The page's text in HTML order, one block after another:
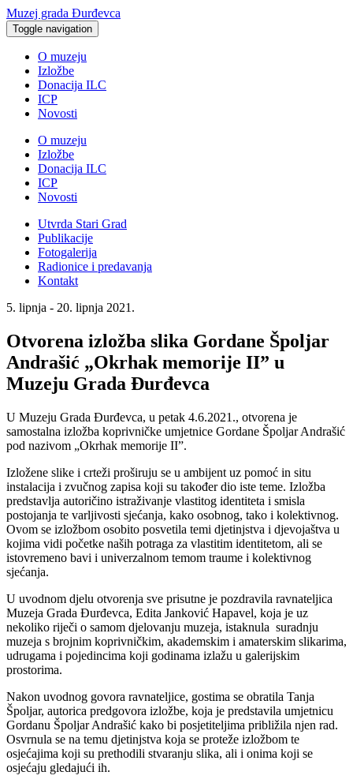
Muzej grada Đurđevca
Toggle navigation
O muzeju
Izložbe
Donacija ILC
ICP
Novosti
O muzeju
Izložbe
Donacija ILC
ICP
Novosti
Utvrda Stari Grad
Publikacije
Fotogalerija
Radionice i predavanja
Kontakt
5. lipnja - 20. lipnja 2021.
Otvorena izložba slika Gordane Špoljar
Andrašić „Okrhak memorije II” u
Muzeju Grada Đurđevca
U Muzeju Grada Đurđevca, u petak 4.6.2021., otvorena je
samostalna izložba koprivničke umjetnice Gordane Špoljar Andrašić
pod nazivom „Okrhak memorije II”.
Izložene slike i crteži proširuju se u ambijent uz pomoć in situ
instalacija i zvučnog zapisa koji su također dio iste teme. Izložba
predstavlja autoričino istraživanje vlastitog identiteta i smisla
postojanja te varljivosti sjećanja, kako osobnog, tako i kolektivnog.
Ovom se izložbom osobito posvetila temi djetinjstva i djevojaštva u
kojima vidi početke naših potraga za vlastitim identitetom, ali se
istovremeno bavi i univerzalnom temom traume i kolektivnog
sjećanja.
U uvodnom djelu otvorenja sve prisutne je pozdravila ravnateljica
Muzeja Grada Đurđevca, Edita Janković Hapavel, koja je uz
nekoliko riječi o samom djelovanju muzeja, istaknula suradnju
muzeja s brojnim koprivničkim, akademskim i amaterskim slikarima,
udrugama i pojedincima koji godinama izlažu u galerijskim
prostorima.
Nakon uvodnog govora ravnateljice, gostima se obratila Tanja
Špoljar, autorica predgovora izložbe, koja je predstavila umjetnicu
Gordanu Špoljar Andrašić kako bi posjetiteljima približila njen rad.
Osvrnula se na temu djetinjstva koja se proteže izložbom te
osjećajima koji su prethodili stvaranju slika, ali i onima koji se
osjećaju gledajući ih.